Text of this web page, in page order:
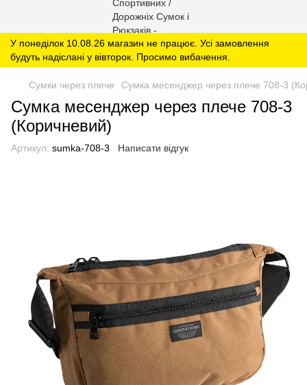
У понеділок 10.08.26 магазин не працює. Усі замовлення
будуть надіслані у вівторок. Просимо вибачення.
Сумки через плече Сумка месенджер через плече 708-3
Сумка месенджер через плече 708-3
(Коричневий)
Артикул: sumka-708-3 Написати відгук